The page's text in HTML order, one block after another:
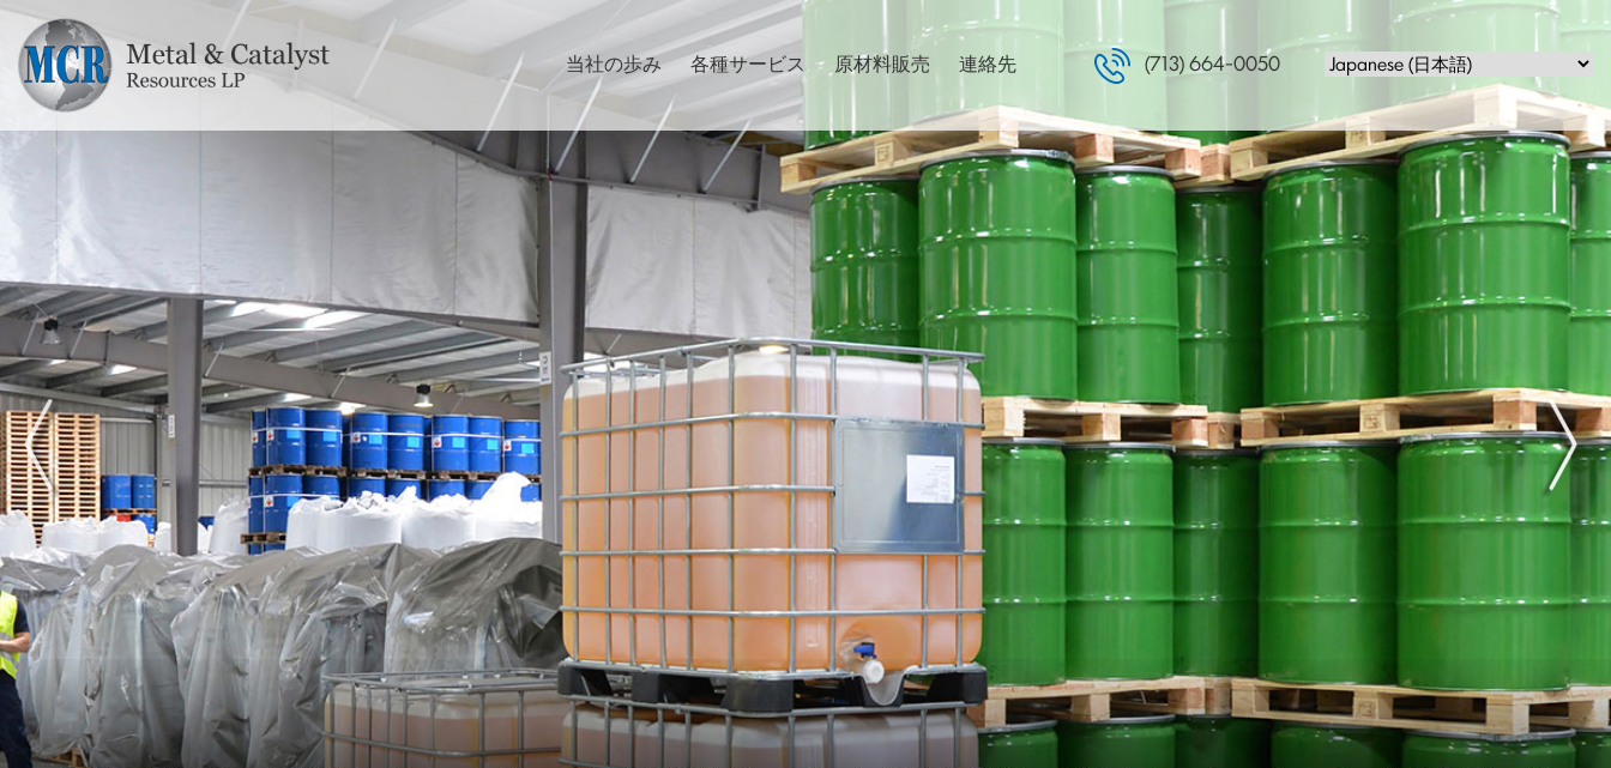
当社の歩み 各種サービス 原材料販売 連絡先 (713) 664-0050